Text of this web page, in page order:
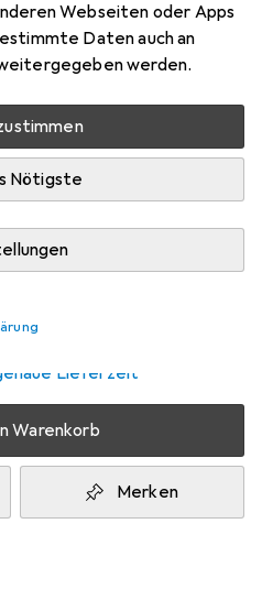
Webseiten oder Apps
Daten auch an
werden.
Nötigste
Marke
Mehr von Grohe
27.8. geliefert
Lieferzeit
Warenkorb
Merken